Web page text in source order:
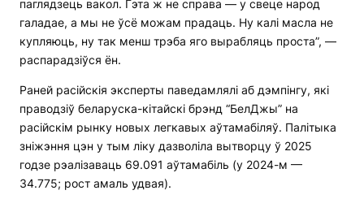
паглядзець вакол. Гэта ж не справа — у свеце народ
галадае, а мы не ўсё можам прадаць. Ну калі масла не
купляюць, ну так менш трэба яго вырабляць проста”, —
распарадзіўся ён.
Раней расійскія эксперты паведамлялі аб дэмпінгу, які
праводзіў беларуска-кітайскі брэнд “БелДжы” на
расійскім рынку новых легкавых аўтамабіляў. Палітыка
зніжэння цэн у тым ліку дазволіла вытворцу ў 2025
годзе рэалізаваць 69.091 аўтамабіль (у 2024-м —
34.775; рост амаль удвая).